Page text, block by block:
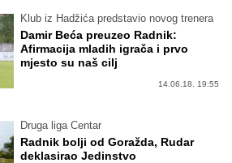
Klub iz Hadžića predstavio novog trenera
Damir Beća preuzeo Radnik:
Afirmacija mladih igrača i prvo
mjesto su naš cilj
14.06.18. 19:55
Druga liga Centar
Radnik bolji od Goražda, Rudar
deklasirao Jedinstvo